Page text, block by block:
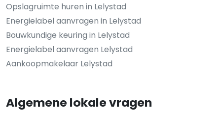
Opslagruimte huren in Lelystad
Energielabel aanvragen in Lelystad
Bouwkundige keuring in Lelystad
Energielabel aanvragen Lelystad
Aankoopmakelaar Lelystad
Algemene lokale vragen